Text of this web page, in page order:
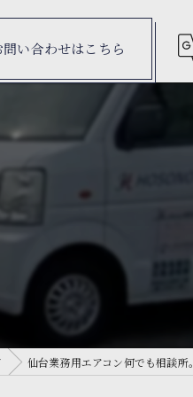
問い合わせはこちら
仙台業務用エアコン何でも相談所。